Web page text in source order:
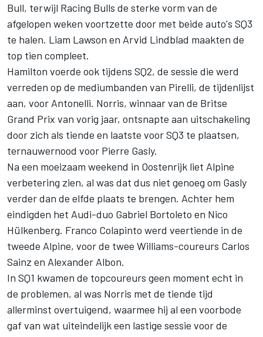
Bull, terwijl Racing Bulls de sterke vorm van de
afgelopen weken voortzette door met beide auto's SQ3
te halen. Liam Lawson en Arvid Lindblad maakten de
top tien compleet.
Hamilton voerde ook tijdens SQ2, de sessie die werd
verreden op de mediumbanden van Pirelli, de tijdenlijst
aan, voor Antonelli. Norris, winnaar van de Britse
Grand Prix van vorig jaar, ontsnapte aan uitschakeling
door zich als tiende en laatste voor SQ3 te plaatsen,
ternauwernood voor Pierre Gasly.
Na een moeizaam weekend in Oostenrijk liet Alpine
verbetering zien, al was dat dus niet genoeg om Gasly
verder dan de elfde plaats te brengen. Achter hem
eindigden het Audi-duo Gabriel Bortoleto en Nico
Hülkenberg. Franco Colapinto werd veertiende in de
tweede Alpine, voor de twee Williams-coureurs Carlos
Sainz en Alexander Albon.
In SQ1 kwamen de topcoureurs geen moment echt in
de problemen, al was Norris met de tiende tijd
allerminst overtuigend, waarmee hij al een voorbode
gaf van wat uiteindelijk een lastige sessie voor de